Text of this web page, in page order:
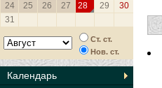
24
25 26 27 28 29
30
31
Ст. ст.
Нов. ст.
Календарь